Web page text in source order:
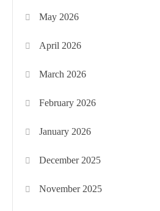
May 2026
April 2026
March 2026
February 2026
January 2026
December 2025
November 2025